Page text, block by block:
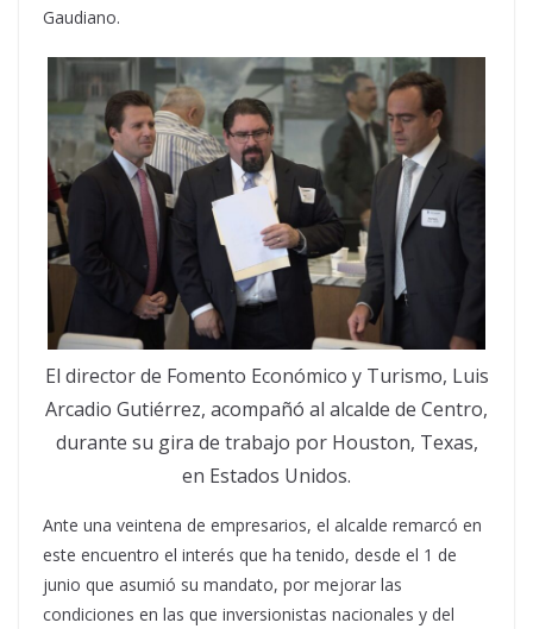
Gaudiano.
El director de Fomento Económico y Turismo, Luis
Arcadio Gutiérrez, acompañó al alcalde de Centro,
durante su gira de trabajo por Houston, Texas,
en Estados Unidos.
Ante una veintena de empresarios, el alcalde remarcó en
este encuentro el interés que ha tenido, desde el 1 de
junio que asumió su mandato, por mejorar las
condiciones en las que inversionistas nacionales y del